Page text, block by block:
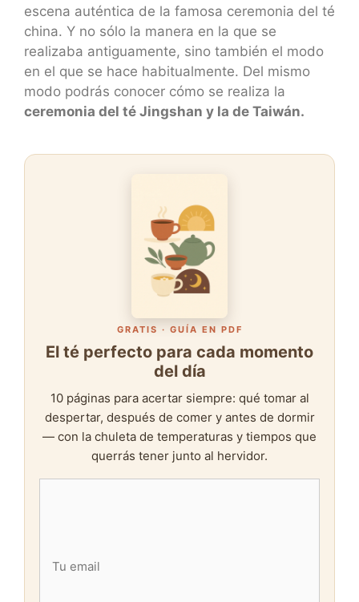
escena auténtica de la famosa ceremonia del té
china. Y no sólo la manera en la que se
realizaba antiguamente, sino también el modo
en el que se hace habitualmente. Del mismo
modo podrás conocer cómo se realiza la
ceremonia del té Jingshan y la de Taiwán.
GRATIS · GUÍA EN PDF
El té perfecto para cada momento
del día
10 páginas para acertar siempre: qué tomar al
despertar, después de comer y antes de dormir
— con la chuleta de temperaturas y tiempos que
querrás tener junto al hervidor.